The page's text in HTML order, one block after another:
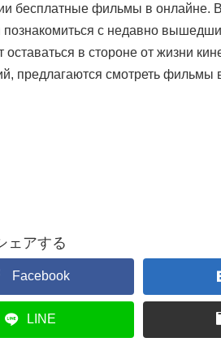
бесплатные фильмы в онлайне.
познакомиться с недавно
оставаться в стороне от жизни
предлагаются смотреть фильмы
ェアする
Facebook
LINE